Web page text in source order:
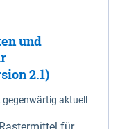
und
2.1)
aktuell